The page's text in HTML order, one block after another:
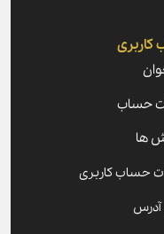
حساب
ها
حساب کاربری
آدرس